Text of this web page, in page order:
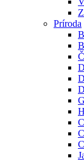
Príroda